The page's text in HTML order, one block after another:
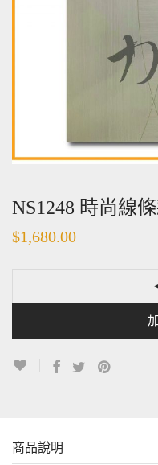
NS1248 時尚線
$1,680.00
商品說明